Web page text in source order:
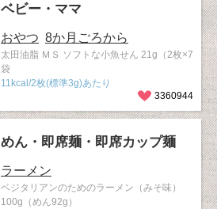
ベビー・ママ
おやつ 8か月ごろから
太田油脂 ＭＳ ソフトな小魚せん 21g（2枚×7
袋
11kcal/2枚(標準3g)あたり
3360944
めん・即席麺・即席カップ麺
ラーメン
ベジタリアンのためのラーメン（みそ味）
100g（めん92g）